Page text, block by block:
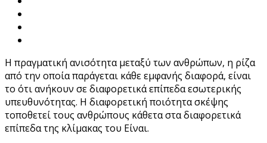
Η πραγματική ανισότητα μεταξύ των ανθρώπων, η ρίζα
από την οποία παράγεται κάθε εμφανής διαφορά, είναι
το ότι ανήκουν σε διαφορετικά επίπεδα εσωτερικής
υπευθυνότητας. Η διαφορετική ποιότητα σκέψης
τοποθετεί τους ανθρώπους κάθετα στα διαφορετικά
επίπεδα της κλίμακας του Είναι.